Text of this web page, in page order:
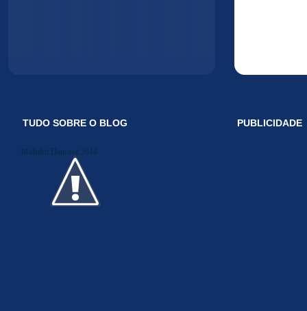
TUDO SOBRE O BLOG
Midiakit Danosse 2014
PUBLICIDADE